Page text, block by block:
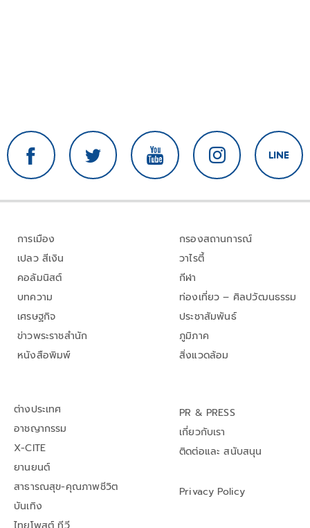
การเมือง
เปลว สีเงิน
คอลัมนิสต์
บทความ
เศรษฐกิจ
ข่าวพระราชสำนัก
หนังสือพิมพ์
กรองสถานการณ์
วาไรตี้
กีฬา
ท่องเที่ยว – ศิลปวัฒนธรรม
ประชาสัมพันธ์
ภูมิภาค
สิ่งแวดล้อม
ต่างประเทศ
อาชญากรรม
X-CITE
ยานยนต์
สาธารณสุข-คุณภาพชีวิต
บันเทิง
PR & PRESS
เกี่ยวกับเรา
ติดต่อและ สนับสนุน
Privacy Policy